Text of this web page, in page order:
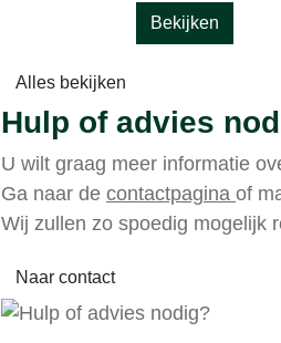
Bekijken
Alles bekijken
Hulp of advies
U wilt graag meer informatie
Ga naar de contactpagina of
Wij zullen zo spoedig mogelijk
Naar contact